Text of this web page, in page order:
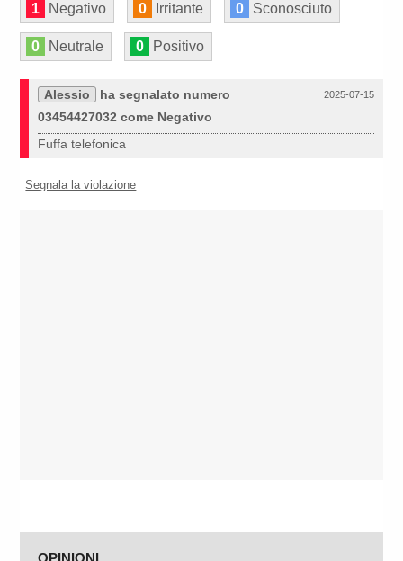
1 Negativo 0 Irritante 0 Sconosciuto
0 Neutrale 0 Positivo
2025-07-15
Alessio
ha segnalato numero
03454427032 come Negativo
Fuffa telefonica
Segnala la violazione
OPINIONI